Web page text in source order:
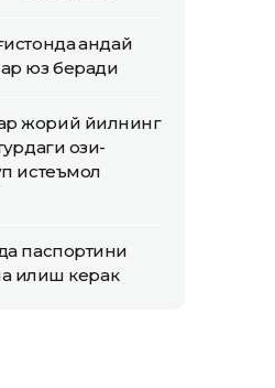
қандай
юз беради
жорий йилнинг
озиқ-
истеъмол
паспортини
қилиш керак